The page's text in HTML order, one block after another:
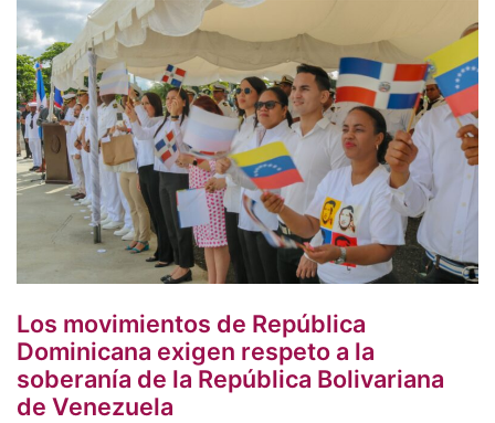
Los movimientos de República
Dominicana exigen respeto a la
soberanía de la República Bolivariana
de Venezuela